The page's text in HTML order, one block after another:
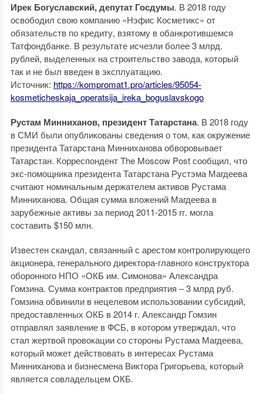
Ирек Богуславский, депутат Госдумы. В 2018 году
освободил свою компанию «Нэфис Косметикс» от
обязательств по кредиту, взятому в обанкротившемся
Татфондбанке. В результате исчезли более 3 млрд.
рублей, выделенных на строительство завода, который
так и не был введен в эксплуатацию.
Источник: https://kompromat1.pro/articles/95054-
kosmeticheskaja_operatsija_ireka_boguslavskogo
Рустам Минниханов, президент Татарстана. В 2018 году
в СМИ были опубликованы сведения о том, как окружение
президента Татарстана Минниханова обворовывает
Татарстан. Корреспондент The Moscow Post сообщил, что
экс-помощника президента Татарстана Рустэма Магдеева
считают номинальным держателем активов Рустама
Минниханова. Общая сумма вложений Магдеева в
зарубежные активы за период 2011-2015 гг. могла
составить $150 млн.
Известен скандал, связанный с арестом контролирующего
акционера, генерального директора-главного конструктора
оборонного НПО «ОКБ им. Симонова» Александра
Гомзина. Сумма контрактов предприятия – 3 млрд руб.
Гомзина обвинили в нецелевом использовании субсидий,
предоставленных ОКБ в 2014 г. Александр Гомзин
отправлял заявление в ФСБ, в котором утверждал, что
стал жертвой провокации со стороны Рустама Магдеева,
который может действовать в интересах Рустама
Минниханова и бизнесмена Виктора Григорьева, который
является совладельцем ОКБ.